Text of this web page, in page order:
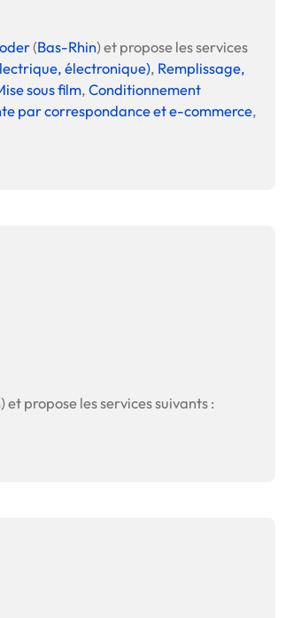
(Bas-Rhin) et propose les services
électronique), Remplissage,
sous film,Conditionnement
par correspondance et e-commerce,
) et propose les services suivants :